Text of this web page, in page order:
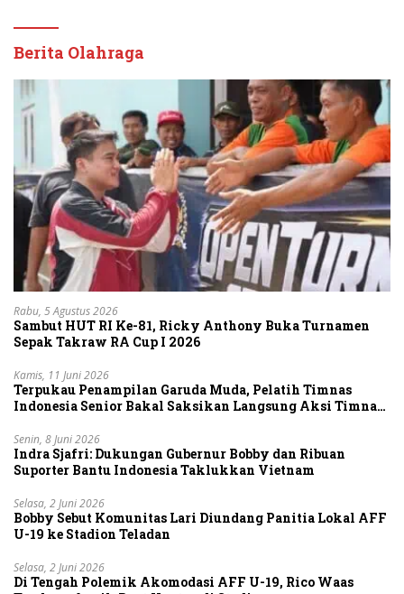
Berita Olahraga
Rabu, 5 Agustus 2026
Sambut HUT RI Ke-81, Ricky Anthony Buka Turnamen
Sepak Takraw RA Cup I 2026
Kamis, 11 Juni 2026
Terpukau Penampilan Garuda Muda, Pelatih Timnas
Indonesia Senior Bakal Saksikan Langsung Aksi Timnas
Senin, 8 Juni 2026
Indra Sjafri: Dukungan Gubernur Bobby dan Ribuan
Suporter Bantu Indonesia Taklukkan Vietnam
Selasa, 2 Juni 2026
Bobby Sebut Komunitas Lari Diundang Panitia Lokal AFF
U-19 ke Stadion Teladan
Selasa, 2 Juni 2026
Di Tengah Polemik Akomodasi AFF U-19, Rico Waas